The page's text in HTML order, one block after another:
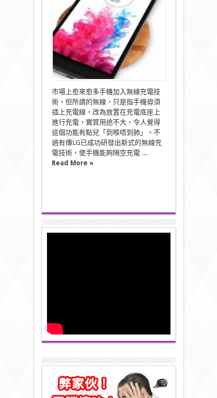
事
實？
LG
研
發
出
磁
共
充
電
技
術〉
中
市場上愈來愈多手機加入無線充電技
術，但所謂的無線，只是指手機毋須
插上充電線，改為放置在充電底座上
進行充電，實質用途不大，令人覺得
這個功能有點兒「到喉唔到肺」。不
過有傳LG已成功研發出新式的無線充
電技術，使手機能夠隔空充電 ...
Read More »